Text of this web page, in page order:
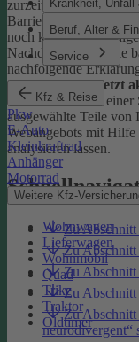
Krankheit, Unfall
Beruf, Alter &
Service
Kfz & Reise
Pkw
E-Auto
Kleinkraftrad
Anhänger
Motorrad
Weitere Kfz-
Wohnwagen
Lieferwagen
Wohnmobil
Quad
Trike
Traktor
Oldtimer
zurzeit nicht
noch keine
Nachdruck daran, die
nachfolgende
Januar 2026 zuletzt
Wesentlichen auf
ausgewählte Teile von
Webangebots mit
analysieren lassen.
Zu Abschnitt
Zu Abschnitt
Zu
Zu Abschnitt
Zu Abschnitt
neurodivergent“